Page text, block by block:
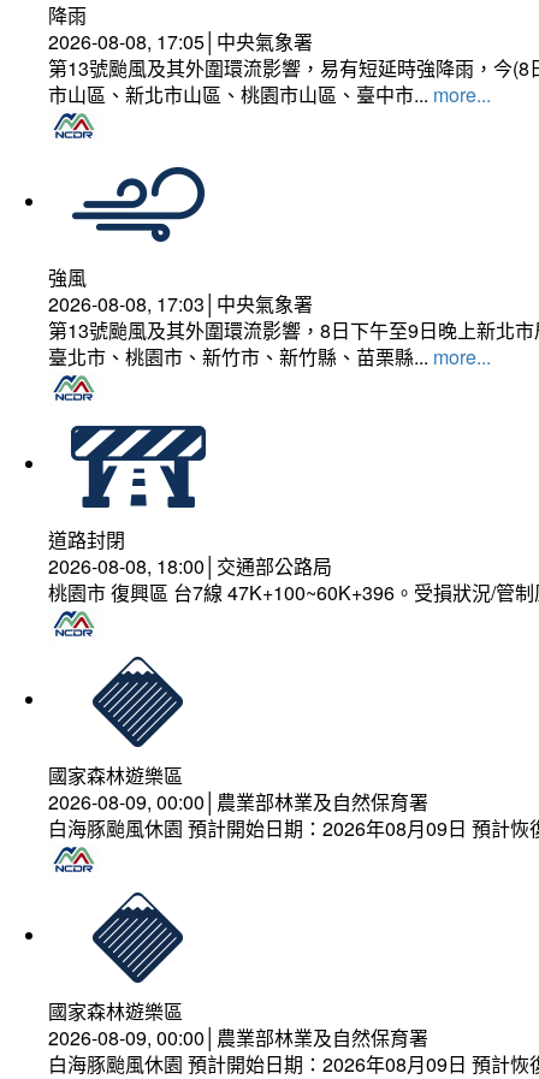
降雨
2026-08-08, 17:05│中央氣象署
第13號颱風及其外圍環流影響，易有短延時強降雨，今
市山區、新北市山區、桃園市山區、臺中市... more...
強風
2026-08-08, 17:03│中央氣象署
第13號颱風及其外圍環流影響，8日下午至9日晚上新北
臺北市、桃園市、新竹市、新竹縣、苗栗縣... more...
道路封閉
2026-08-08, 18:00│交通部公路局
桃園市 復興區 台7線 47K+100~60K+396。受損狀況/管
國家森林遊樂區
2026-08-09, 00:00│農業部林業及自然保育署
白海豚颱風休園 預計開始日期：2026年08月09日 預計
國家森林遊樂區
2026-08-09, 00:00│農業部林業及自然保育署
白海豚颱風休園 預計開始日期：2026年08月09日 預計